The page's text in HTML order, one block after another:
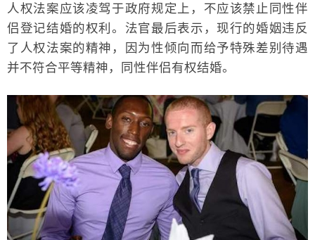
人权法案应该凌驾于政府规定上，不应该禁止同性伴
侣登记结婚的权利。法官最后表示，现行的婚姻违反
了人权法案的精神，因为性倾向而给予特殊差别待遇
并不符合平等精神，同性伴侣有权结婚。